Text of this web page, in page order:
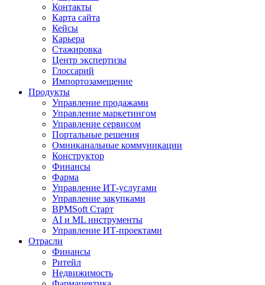
Контакты
Карта сайта
Кейсы
Карьера
Стажировка
Центр экспертизы
Глоссарий
Импортозамещение
Продукты
Управление продажами
Управление маркетингом
Управление сервисом
Портальные решения
Омниканальные коммуникации
Конструктор
Финансы
Фарма
Управление ИТ-услугами
Управление закупками
BPMSoft Старт
AI и ML инструменты
Управление ИТ-проектами
Отрасли
Финансы
Ритейл
Недвижимость